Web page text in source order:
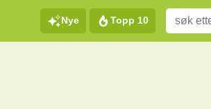
Nye Topp 10